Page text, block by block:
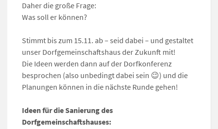
Daher die große Frage:
Was soll er können?
Stimmt bis zum 15.11. ab – seid dabei – und gestaltet
unser Dorfgemeinschaftshaus der Zukunft mit!
Die Ideen werden dann auf der Dorfkonferenz
besprochen (also unbedingt dabei sein 😉) und die
Planungen können in die nächste Runde gehen!
Ideen für die Sanierung des
Dorfgemeinschaftshauses: